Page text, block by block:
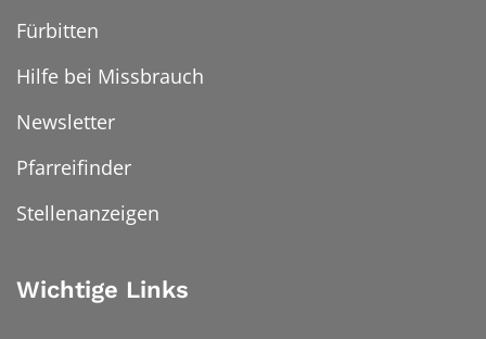
Fürbitten
Hilfe bei Missbrauch
Newsletter
Pfarreifinder
Stellenanzeigen
Wichtige Links